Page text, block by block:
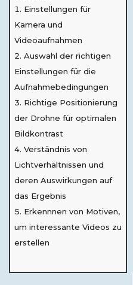
Einstellungen für
Kamera und
Videoaufnahmen
Auswahl der richtigen
Einstellungen für die
Aufnahmebedingungen
Richtige Positionierung
der Drohne für optimalen
Bildkontrast
Verständnis von
Lichtverhältnissen und
deren Auswirkungen auf
das Ergebnis
Erkennnen von Motiven,
um interessante Videos zu
erstellen